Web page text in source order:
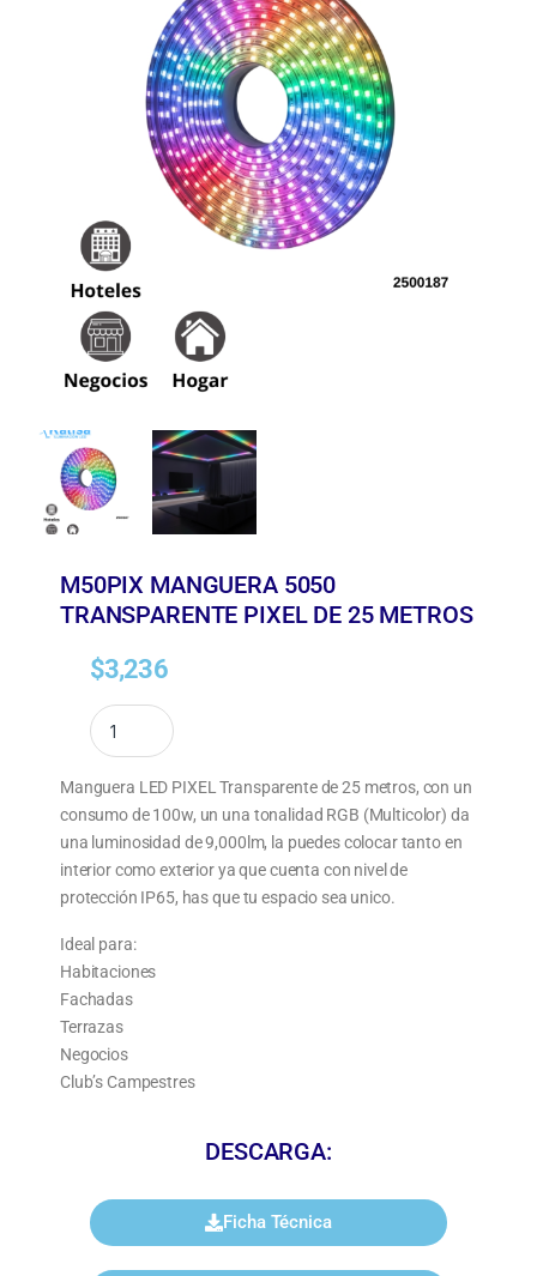
M50PIX MANGUERA 5050
TRANSPARENTE PIXEL DE 25 METROS
$3,236
Manguera LED PIXEL Transparente de 25 metros, con un
consumo de 100w, un una tonalidad RGB (Multicolor) da
una luminosidad de 9,000lm, la puedes colocar tanto en
interior como exterior ya que cuenta con nivel de
protección IP65, has que tu espacio sea unico.
Ideal para:
Habitaciones
Fachadas
Terrazas
Negocios
Club’s Campestres
DESCARGA:
Ficha Técnica